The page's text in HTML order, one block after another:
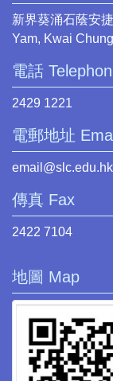
新界葵涌石蔭安
Yam, Kwai
電話
2429 1221
電郵地址
email@slc.edu.hk
傳真 Fax
2422 7104
地圖 Map